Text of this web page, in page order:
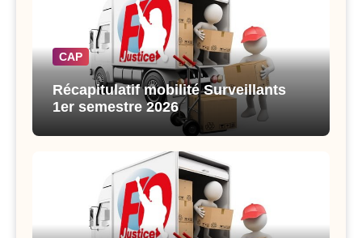
CAP
Récapitulatif mobilité Surveillants
1er semestre 2026